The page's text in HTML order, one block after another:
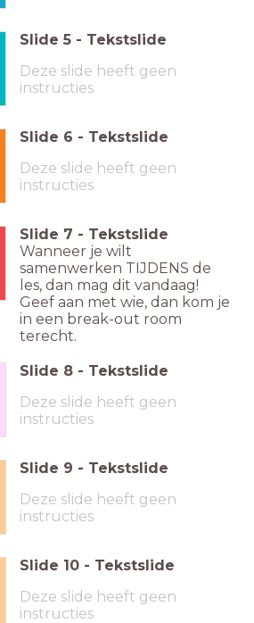
Slide 5 - Tekstslide
Deze slide heeft geen
instructies
Slide 6 - Tekstslide
Deze slide heeft geen
instructies
Slide 7 - Tekstslide
Wanneer je wilt
samenwerken TIJDENS de
les, dan mag dit vandaag!
Geef aan met wie, dan kom je
in een break-out room
terecht.
Slide 8 - Tekstslide
Deze slide heeft geen
instructies
Slide 9 - Tekstslide
Deze slide heeft geen
instructies
Slide 10 - Tekstslide
Deze slide heeft geen
instructies